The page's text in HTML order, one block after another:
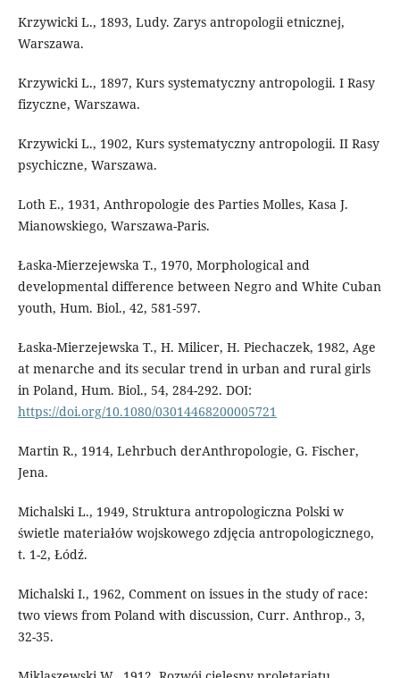
Krzywicki L., 1893, Ludy. Zarys antropologii etnicznej,
Warszawa.
Krzywicki L., 1897, Kurs systematyczny antropologii. I Rasy
fizyczne, Warszawa.
Krzywicki L., 1902, Kurs systematyczny antropologii. II Rasy
psychiczne, Warszawa.
Loth E., 1931, Anthropologie des Parties Molles, Kasa J.
Mianowskiego, Warszawa-Paris.
Łaska-Mierzejewska T., 1970, Morphological and
developmental difference between Negro and White Cuban
youth, Hum. Biol., 42, 581-597.
Łaska-Mierzejewska T., H. Milicer, H. Piechaczek, 1982, Age
at menarche and its secular trend in urban and rural girls
in Poland, Hum. Biol., 54, 284-292. DOI:
https://doi.org/10.1080/03014468200005721
Martin R., 1914, Lehrbuch derAnthropologie, G. Fischer,
Jena.
Michalski L., 1949, Struktura antropologiczna Polski w
świetle materiałów wojskowego zdjęcia antropologicznego,
t. 1-2, Łódź.
Michalski I., 1962, Comment on issues in the study of race:
two views from Poland with discussion, Curr. Anthrop., 3,
32-35.